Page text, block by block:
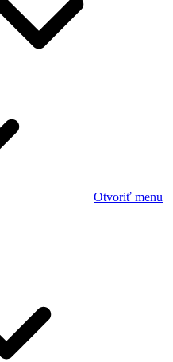
Otvoriť menu